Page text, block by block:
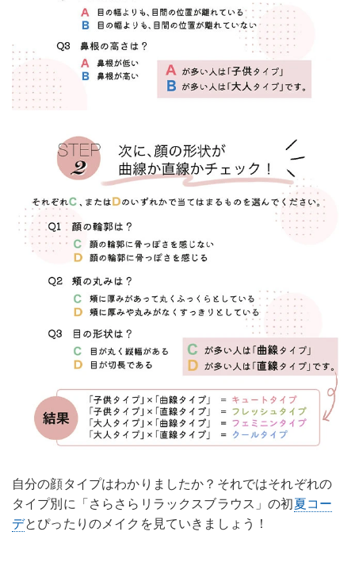
自分の顔タイプはわかりましたか？それではそれぞれの
タイプ別に「さらさらリラックスブラウス」の初夏コー
デとぴったりのメイクを見ていきましょう！